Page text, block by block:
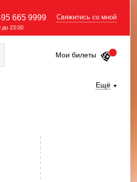
665 9999
до 23:00
Свяжитесь со мной
Мои билеты
Ещё